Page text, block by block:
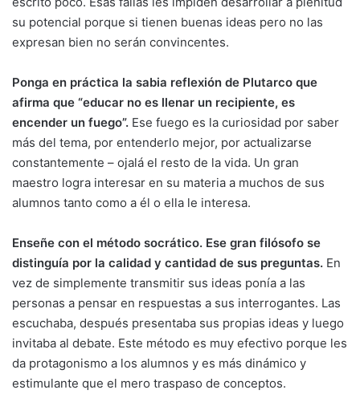
su potencial porque si tienen buenas ideas pero no las
expresan bien no serán convincentes.
Ponga en práctica la sabia reflexión de Plutarco que
afirma que “educar no es llenar un recipiente, es
encender un fuego”. Ese fuego es la curiosidad por saber
más del tema, por entenderlo mejor, por actualizarse
constantemente – ojalá el resto de la vida. Un gran
maestro logra interesar en su materia a muchos de sus
alumnos tanto como a él o ella le interesa.
Enseñe con el método socrático. Ese gran filósofo se
distinguía por la calidad y cantidad de sus preguntas. En
vez de simplemente transmitir sus ideas ponía a las
personas a pensar en respuestas a sus interrogantes. Las
escuchaba, después presentaba sus propias ideas y luego
invitaba al debate. Este método es muy efectivo porque les
da protagonismo a los alumnos y es más dinámico y
estimulante que el mero traspaso de conceptos.